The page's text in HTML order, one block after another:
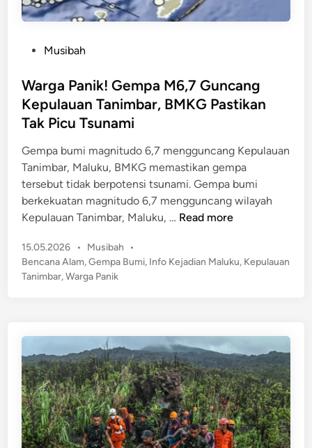
s
t
e
i
n
Musibah
Warga Panik! Gempa M6,7 Guncang
Kepulauan Tanimbar, BMKG Pastikan
Tak Picu Tsunami
Gempa bumi magnitudo 6,7 mengguncang Kepulauan
Tanimbar, Maluku, BMKG memastikan gempa
tersebut tidak berpotensi tsunami. Gempa bumi
berkekuatan magnitudo 6,7 mengguncang wilayah
Kepulauan Tanimbar, Maluku, … W
g
n
i
k
!
G
e
m
Read more
15.05.2026 •
P
o
s
i
n
Musibah
•
Bencana Alam,Gempa Bumi, Info Kejadian Maluku, Kepulauan
Tanimbar,Warga Panik